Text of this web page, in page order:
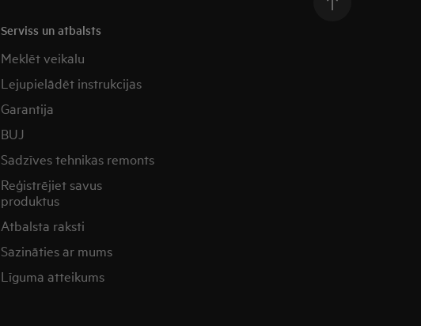
Serviss un atbalsts
Meklēt veikalu
Lejupielādēt instrukcijas
Garantija
BUJ
Sadzīves tehnikas remonts
Reģistrējiet savus
produktus
Atbalsta raksti
Sazināties ar mums
Līguma atteikums